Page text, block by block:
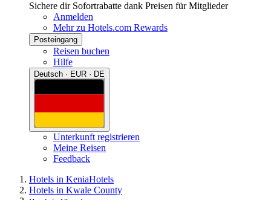
Sichere dir Sofortrabatte dank Preisen für Mitglieder
Anmelden
Mehr zu Hotels.com Rewards
Posteingang
Reisen buchen
Hilfe
Deutsch · EUR · DE
Unterkunft registrieren
Meine Reisen
Feedback
Hotels in KeniaHotels
Hotels in Kwale County